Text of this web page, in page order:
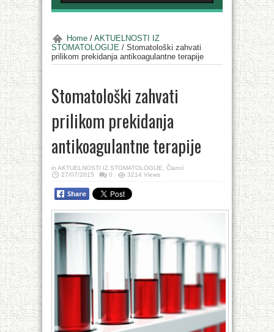
Home / AKTUELNOSTI IZ
STOMATOLOGIJE / Stomatološki zahvati
prilikom prekidanja antikoagulantne terapije
Stomatološki zahvati
prilikom prekidanja
antikoagulantne terapije
in AKTUELNOSTI IZ STOMATOLOGIJE
Članci
27/07/2015
0 3214 Views